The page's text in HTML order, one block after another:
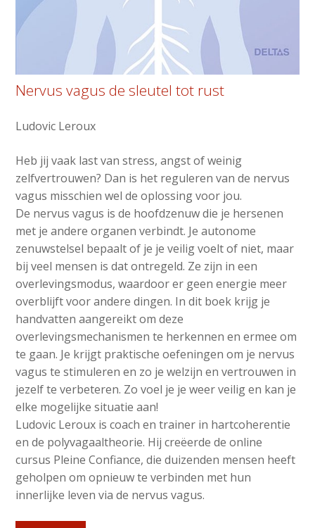
Nervus vagus de sleutel tot rust
Ludovic Leroux
Heb jij vaak last van stress, angst of weinig
zelfvertrouwen? Dan is het reguleren van de nervus
vagus misschien wel de oplossing voor jou.
De nervus vagus is de hoofdzenuw die je hersenen
met je andere organen verbindt. Je autonome
zenuwstelsel bepaalt of je je veilig voelt of niet, maar
bij veel mensen is dat ontregeld. Ze zijn in een
overlevingsmodus, waardoor er geen energie meer
overblijft voor andere dingen. In dit boek krijg je
handvatten aangereikt om deze
overlevingsmechanismen te herkennen en ermee om
te gaan. Je krijgt praktische oefeningen om je nervus
vagus te stimuleren en zo je welzijn en vertrouwen in
jezelf te verbeteren. Zo voel je je weer veilig en kan je
elke mogelijke situatie aan!
Ludovic Leroux is coach en trainer in hartcoherentie
en de polyvagaaltheorie. Hij creëerde de online
cursus Pleine Confiance, die duizenden mensen heeft
geholpen om opnieuw te verbinden met hun
innerlijke leven via de nervus vagus.